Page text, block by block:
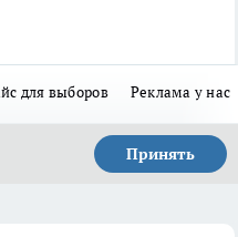
для выборов Реклама у нас
Принять